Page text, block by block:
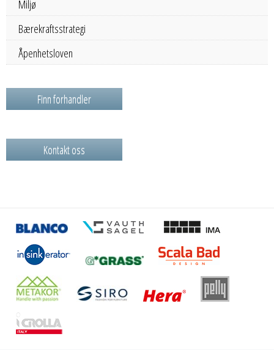
Miljø
Bærekraftsstrategi
Åpenhetsloven
Finn forhandler
Kontakt oss